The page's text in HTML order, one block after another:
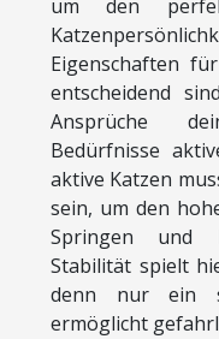
um den
Eigenschaften
entscheidend
Ansprüche
Bedürfnisse
aktive Katzen
sein, um den
Springen und
Stabilität spielt
denn nur ein
ermöglicht